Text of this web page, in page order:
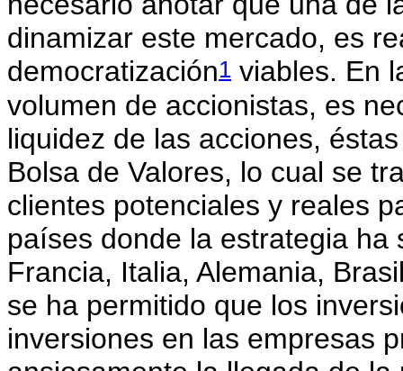
dinamizar este mercado, es
democratización1 viables. En
volumen de accionistas, es
liquidez de las acciones,
Bolsa de Valores, lo cual se
clientes potenciales y reales
países donde la estrategia
Francia, Italia, Alemania,
se ha permitido que los
inversiones en las empresas